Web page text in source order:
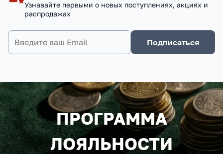
Узнавайте первыми о новых поступлениях, акциях и
распродажах
Подписаться
ПРОГРАММА
ЛОЯЛЬНОСТИ